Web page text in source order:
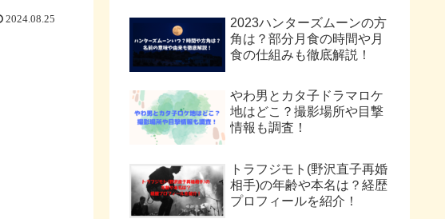
2024.08.25
2023ハンターズムーンの方
角は？部分月食の時間や月
食の仕組みも徹底解説！
やわ男とカタ子ドラマロケ
地はどこ？撮影場所や目撃
情報も調査！
トラフジモト(野沢直子再婚
相手)の年齢や本名は？経歴
プロフィールを紹介！